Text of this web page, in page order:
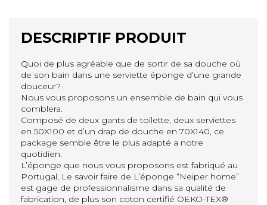
DESCRIPTIF PRODUIT
Quoi de plus agréable que de sortir de sa douche où
de son bain dans une serviette éponge d’une grande
douceur?
Nous vous proposons un ensemble de bain qui vous
comblera.
Composé de deux gants de toilette, deux serviettes
en 50X100 et d’un drap de douche en 70X140, ce
package semble être le plus adapté a notre
quotidien.
L’éponge que nous vous proposons est fabriqué au
Portugal, Le savoir faire de L’éponge “Neiper home”
est gage de professionnalisme dans sa qualité de
fabrication, de plus son coton certifié OEKO-TEX®